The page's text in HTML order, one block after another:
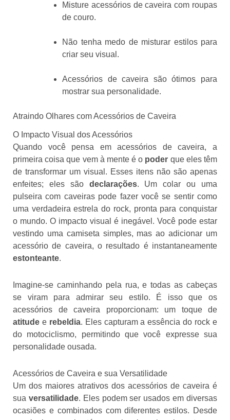
Misture acessórios de caveira com roupas
de couro.
Não tenha medo de misturar estilos para
criar seu visual.
Acessórios de caveira são ótimos para
mostrar sua personalidade.
Atraindo Olhares com Acessórios de Caveira
O Impacto Visual dos Acessórios
Quando você pensa em acessórios de caveira, a
primeira coisa que vem à mente é o poder que eles têm
de transformar um visual. Esses itens não são apenas
enfeites; eles são declarações. Um colar ou uma
pulseira com caveiras pode fazer você se sentir como
uma verdadeira estrela do rock, pronta para conquistar
o mundo. O impacto visual é inegável. Você pode estar
vestindo uma camiseta simples, mas ao adicionar um
acessório de caveira, o resultado é instantaneamente
estonteante.
Imagine-se caminhando pela rua, e todas as cabeças
se viram para admirar seu estilo. É isso que os
acessórios de caveira proporcionam: um toque de
atitude e rebeldia. Eles capturam a essência do rock e
do motociclismo, permitindo que você expresse sua
personalidade ousada.
Acessórios de Caveira e sua Versatilidade
Um dos maiores atrativos dos acessórios de caveira é
sua versatilidade. Eles podem ser usados em diversas
ocasiões e combinados com diferentes estilos. Desde